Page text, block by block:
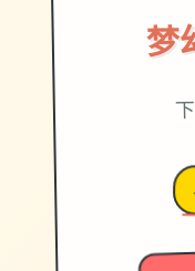
梦